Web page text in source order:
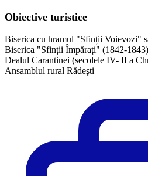
Obiective turistice
Biserica cu hramul "Sfinții Voievozi"
Biserica "Sfinții Împărați" (1842-
Dealul Carantinei (secolele IV- II a
Ansamblul rural Rădeşti